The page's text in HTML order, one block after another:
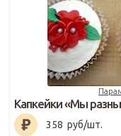
Капкейки «Мы
358 руб/шт.